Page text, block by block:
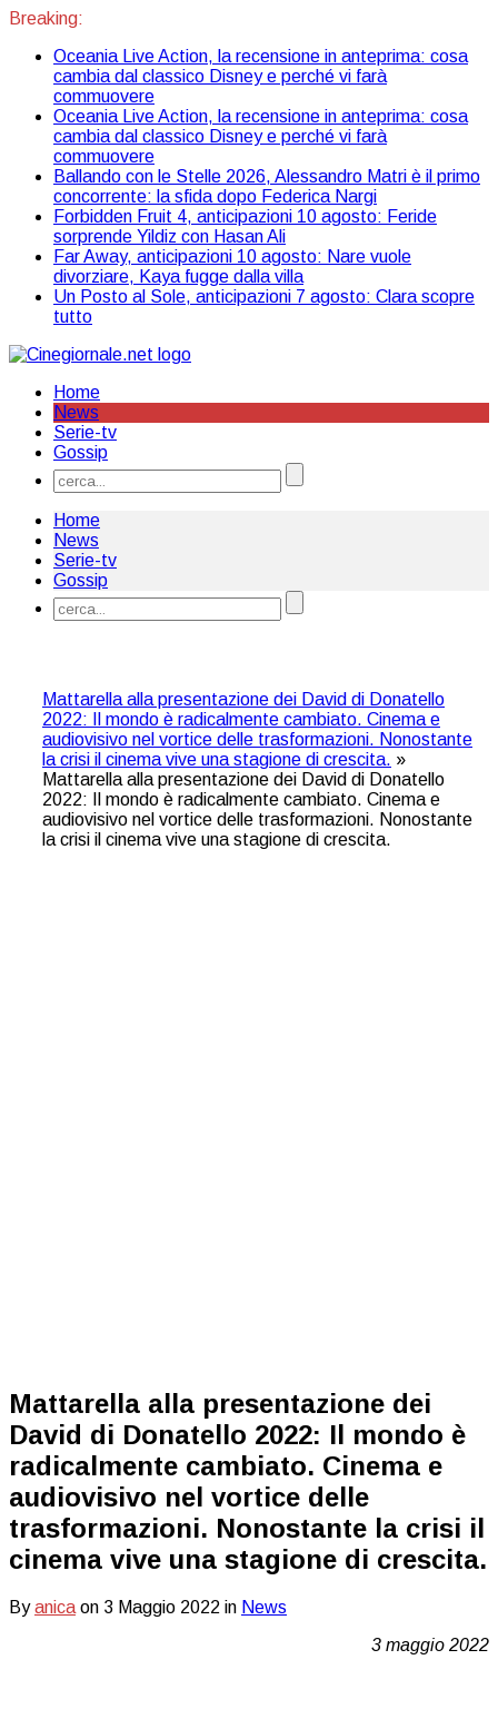
Breaking:
Oceania Live Action, la recensione in anteprima: cosa
cambia dal classico Disney e perché vi farà
commuovere
Oceania Live Action, la recensione in anteprima: cosa
cambia dal classico Disney e perché vi farà
commuovere
Ballando con le Stelle 2026, Alessandro Matri è il primo
concorrente: la sfida dopo Federica Nargi
Forbidden Fruit 4, anticipazioni 10 agosto: Feride
sorprende Yildiz con Hasan Ali
Far Away, anticipazioni 10 agosto: Nare vuole
divorziare, Kaya fugge dalla villa
Un Posto al Sole, anticipazioni 7 agosto: Clara scopre
tutto
Home
News
Serie-tv
Gossip
Home
News
Serie-tv
Gossip
Mattarella alla presentazione dei David di Donatello
2022: Il mondo è radicalmente cambiato. Cinema e
audiovisivo nel vortice delle trasformazioni. Nonostante
la crisi il cinema vive una stagione di crescita. »
Mattarella alla presentazione dei David di Donatello
2022: Il mondo è radicalmente cambiato. Cinema e
audiovisivo nel vortice delle trasformazioni. Nonostante
la crisi il cinema vive una stagione di crescita.
Mattarella alla presentazione dei
David di Donatello 2022: Il mondo è
radicalmente cambiato. Cinema e
audiovisivo nel vortice delle
trasformazioni. Nonostante la crisi il
cinema vive una stagione di crescita.
Byanica on 3 Maggio 2022 in News
3 maggio 2022